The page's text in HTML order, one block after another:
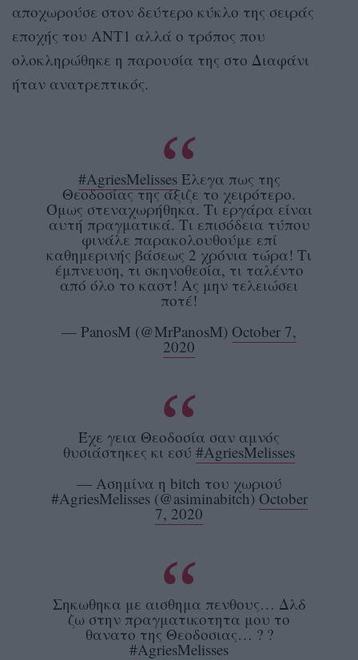
αποχωρούσε στον δεύτερο κύκλο της σειράς
εποχής του ΑΝΤ1 αλλά ο τρόπος που
ολοκληρώθηκε η παρουσία της στο Διαφάνι
ήταν ανατρεπτικός.
#AgriesMelissesΈλεγα πως της
Θεοδοσίας της άξιζε το χειρότερο.
Όμως στεναχωρήθηκα. Τι εργάρα είναι
αυτή πραγματικά. Τι επισόδεια τύπου
φινάλε παρακολουθούμε επί
καθημερινής βάσεως 2 χρόνια τώρα! Τι
έμπνευση, τι σκηνοθεσία, τι ταλέντο
από όλο το καστ! Ας μην τελειώσει
ποτέ!
— PanosM (@MrPanosM) October 7,
2020
Έχε γεια Θεοδοσία σαν αμνός
θυσιάστηκες κι εσύ #AgriesMelisses
— Ασημίνα η bitch του χωριού
#AgriesMelisses (@asiminabitch) October
7, 2020
Σηκωθηκα με αισθημα πενθους… Δλδ
ζω στην πραγματικοτητα μου το
θανατο της Θεοδοσιας… ? ?
#AgriesMelisses